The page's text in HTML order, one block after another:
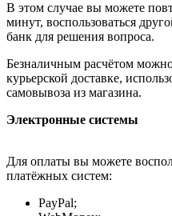
В этом случае вы можете
минут, воспользоваться
банк для решения вопроса.
Безналичным расчётом
курьерской доставке,
самовывоза из магазина.
Электронные системы
Для оплаты вы можете
платёжных систем:
PayPal;